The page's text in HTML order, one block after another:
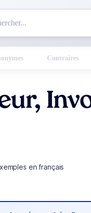
Contraires
en français